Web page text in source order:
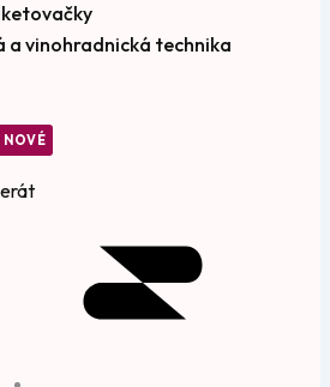
a vinohradnická technika